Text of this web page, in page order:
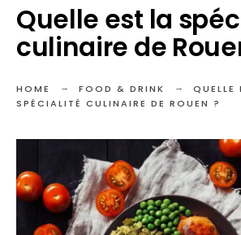
Quelle est la
culinaire de
HOME FOOD & DRINK
QUELLE
SPÉCIALITÉ CULINAIRE DE ROUEN ?